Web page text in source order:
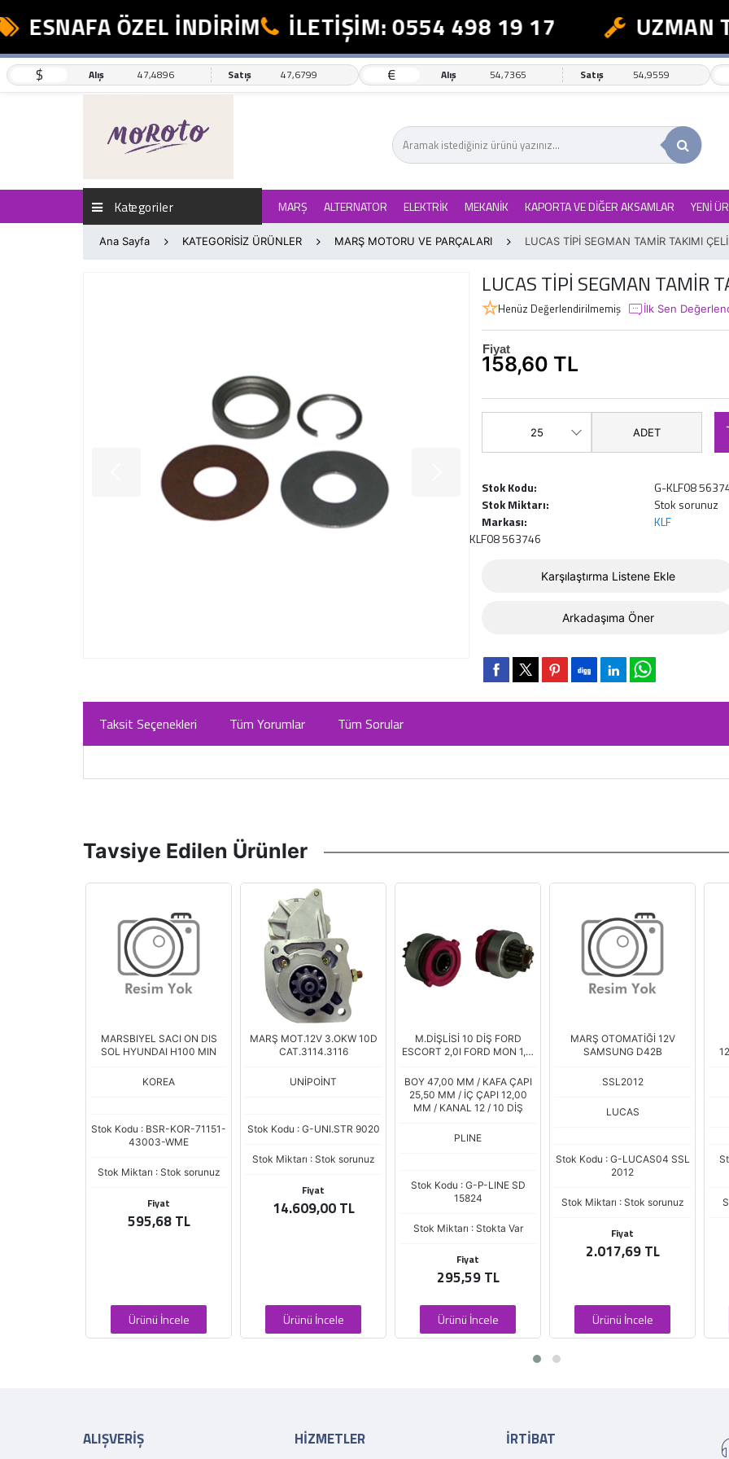
ESNAFA ÖZEL İNDİRİM İLETİŞİM: 0554 498 19 17 UZMAN
$ Alış 47,4896 Satış 47,6799 € Alış 54,7365 Satış 54,9559
Kategoriler MARŞ ALTERNATOR ELEKTRİK MEKANİK KAPORTA VE DİĞER AKSAMLAR YENİ
Ana Sayfa KATEGORİSİZ ÜRÜNLER MARŞ MOTORU VE PARÇALARI LUCAS TİPİ SEGMAN TAMİR TAKIMI
LUCAS TİPİ SEGMAN TAMİR
Henüz Değerlendirilmemiş İlk Sen
Fiyat
158,60 TL
ADET
Stok Kodu:
G-KLF08
Stok Miktarı:
Stok sorunuz
Markası:
KLF
KLF08 563746
Karşılaştırma Listene Ekle
Arkadaşıma Öner
Taksit Seçenekleri Tüm Yorumlar Tüm Sorular
Tavsiye Edilen Ürünler
MARŞ MOT.12V 3.OKW 10D
CAT.3114.3116
UNİPOİNT
Stok Kodu : G-UNI.STR 9020
14.609,00 TL
Ürünü İncele
M.DİŞLİSİ 10 DİŞ FORD
ESCORT 2,0I FORD MON 1,8I
BOY 47,00 MM / KAFA ÇAPI
Stok Kodu : G-P-LINE SD
15824
Ürünü İncele
MARŞ OTOMATİĞİ 12V
SAMSUNG D42B
SSL2012
LUCAS
Stok Miktarı : Stok sorunuz
Fiyat
2.017,69 TL
Ürünü İncele
OTOMATİK BOBİNİ
12V.MAZDA/KIA SOLDAN
ND1200
REMARK
Stok Kodu : G-REM59 ND
1200
Stok Miktarı : Stokta Var
Fiyat
456,84 TL
Ürünü İncele
ALIŞVERİŞ HİZMETLER İRTİBAT